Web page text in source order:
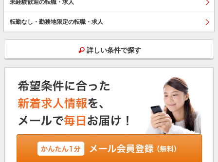
未経験歓迎の転職・求人
転勤なし・勤務地限定の転職・求人
詳しい条件で探す